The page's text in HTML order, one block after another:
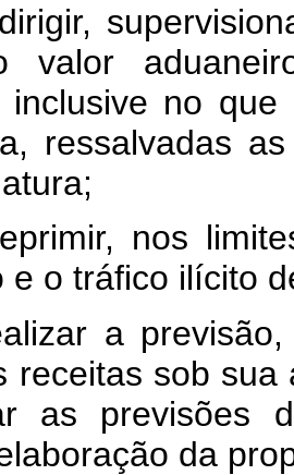
valor
inclusive no
ressalvadas
nos
e o tráfico ilícito
a
receitas sob
as previsões
da